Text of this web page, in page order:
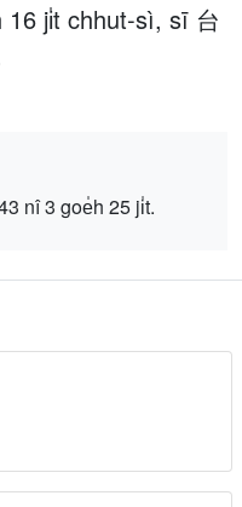
ji̍t chhut-sì, sī 台
nî 3 goe̍h 25 ji̍t.